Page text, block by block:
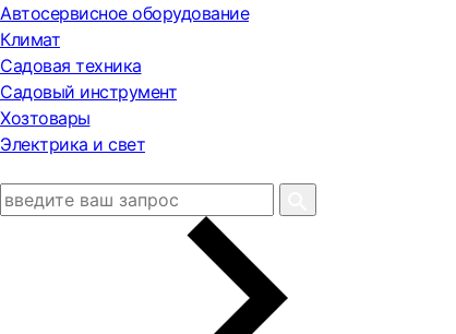
Автосервисное оборудование
Климат
Садовая техника
Садовый инструмент
Хозтовары
Электрика и свет